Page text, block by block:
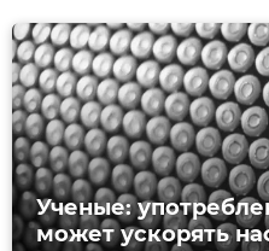
Ученые:
может ускорять